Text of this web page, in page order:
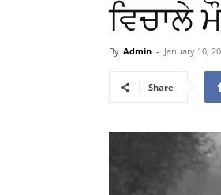
ਵਿਚਾਲੇ
By Admin - January 10,
Share